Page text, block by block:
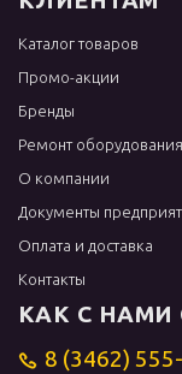
Каталог товаров
Промо-акции
Бренды
Ремонт оборудования
О компании
Документы
Оплата и доставка
Контакты
КАК С НАМИ
8 (3462)